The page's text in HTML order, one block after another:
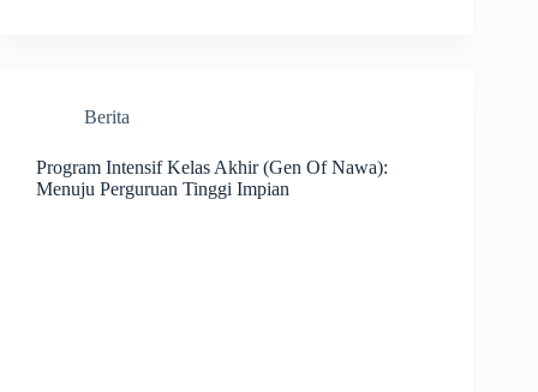
Berita
Program Intensif Kelas Akhir (Gen Of Nawa):
Menuju Perguruan Tinggi Impian